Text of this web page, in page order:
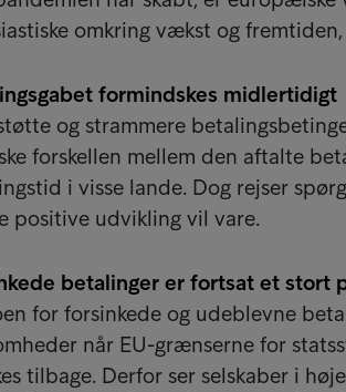
omkring vækst og
formindskes midlertidigt
og strammere
forskellen mellem den aftalte
i visse lande. Dog rejser
positive udvikling vil vare.
betalinger er fortsat et stort
for forsinkede og udeblevne
når EU-grænserne for
tilbage. Derfor ser selskaber i